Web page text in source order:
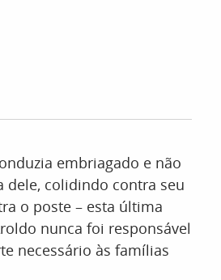
embriagado e não
dele, colidindo contra seu
o poste – esta última
nunca foi responsável
necessário às famílias